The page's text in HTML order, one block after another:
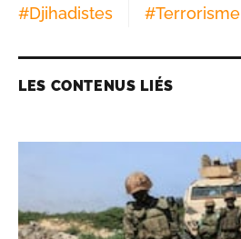
#Djihadistes #Terrorisme
LES CONTENUS LIÉS